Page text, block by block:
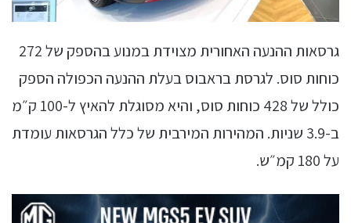
גרסאות ההנעה האחורית מצוידת במנוע בהספק של 272
כוחות סוס. לגרסת בראבוס בעלת ההנעה הכפולה הספק
כולל של 428 כוחות סוס, והיא מסוגלת להאיץ ל-100 ק״מ
ב-3.9 שניות. המהירות המירבית של כלל הגרסאות עומדת
על 180 קמ״ש.